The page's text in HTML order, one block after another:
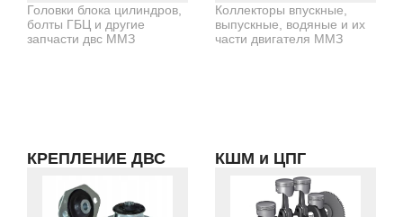
Головки блока цилиндров,
болты ГБЦ и другие
запчасти двс ММЗ
Коллекторы впускные,
выпускные, водяные и их
части двигателя ММЗ
КРЕПЛЕНИЕ ДВС КШМ и ЦПГ